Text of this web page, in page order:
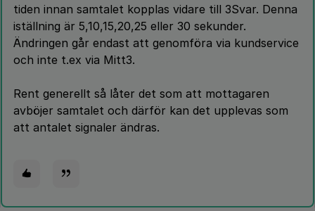
tiden innan samtalet kopplas vidare till 3Svar. Denna
iställning är 5,10,15,20,25 eller 30 sekunder.
Ändringen går endast att genomföra via kundservice
och inte t.ex via Mitt3.
Rent generellt så låter det som att mottagaren
avböjer samtalet och därför kan det upplevas som
att antalet signaler ändras.